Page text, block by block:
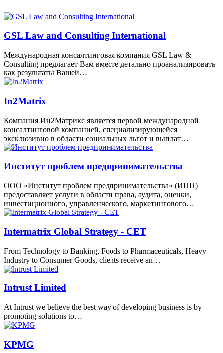
GSL Law and Consulting International
Международная консалтинговая компания GSL Law &
Consulting предлагает Вам вместе детально проанализировать
как результаты Вашей…
In2Matrix
Компания Ин2Матрикс является первой международной
консалтинговой компанией, специализирующейся
эксклюзивно в области социальных льгот и выплат…
Институт проблем предпринимательства
ООО «Институт проблем предпринимательства» (ИПП)
предоставляет услуги в области права, аудита, оценки,
инвестиционного, управленческого, маркетингового…
Intermatrix Global Strategy - CET
From Technology to Banking, Foods to Pharmaceuticals, Heavy
Industry to Consumer Goods, clients receive an…
Intrust Limited
At Intrust we believe the best way of developing business is by
promoting solutions to…
KPMG